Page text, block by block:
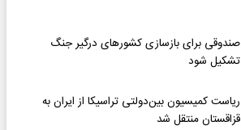
صندوقی برای بازسازی کشورهای درگیر جنگ
تشکیل شود
ریاست کمیسیون بین‌دولتی تراسیکا از ایران به
قزاقستان منتقل شد